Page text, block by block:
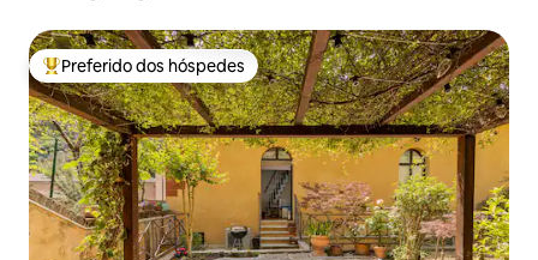
Entre os melhores preferidos dos hóspedes
Preferido dos hóspedes